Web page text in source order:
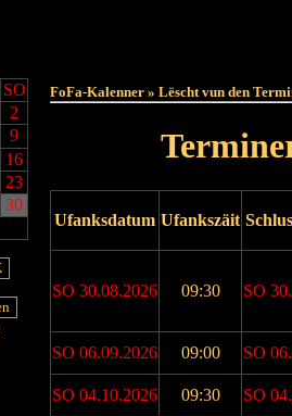
SO
2
9
16
23
30
FoFa-Kalenner » Lëscht vun den
Ufanksdatum Ufankszäit
SO 30.08.2026 09:30 SO
SO 06.09.2026 09:00 SO
SO 04.10.2026 09:30 SO